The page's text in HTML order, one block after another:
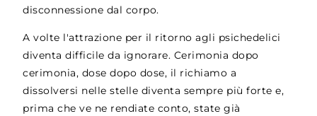
disconnessione dal corpo.
A volte l'attrazione per il ritorno agli psichedelici
diventa difficile da ignorare. Cerimonia dopo
cerimonia, dose dopo dose, il richiamo a
dissolversi nelle stelle diventa sempre più forte e,
prima che ve ne rendiate conto, state già